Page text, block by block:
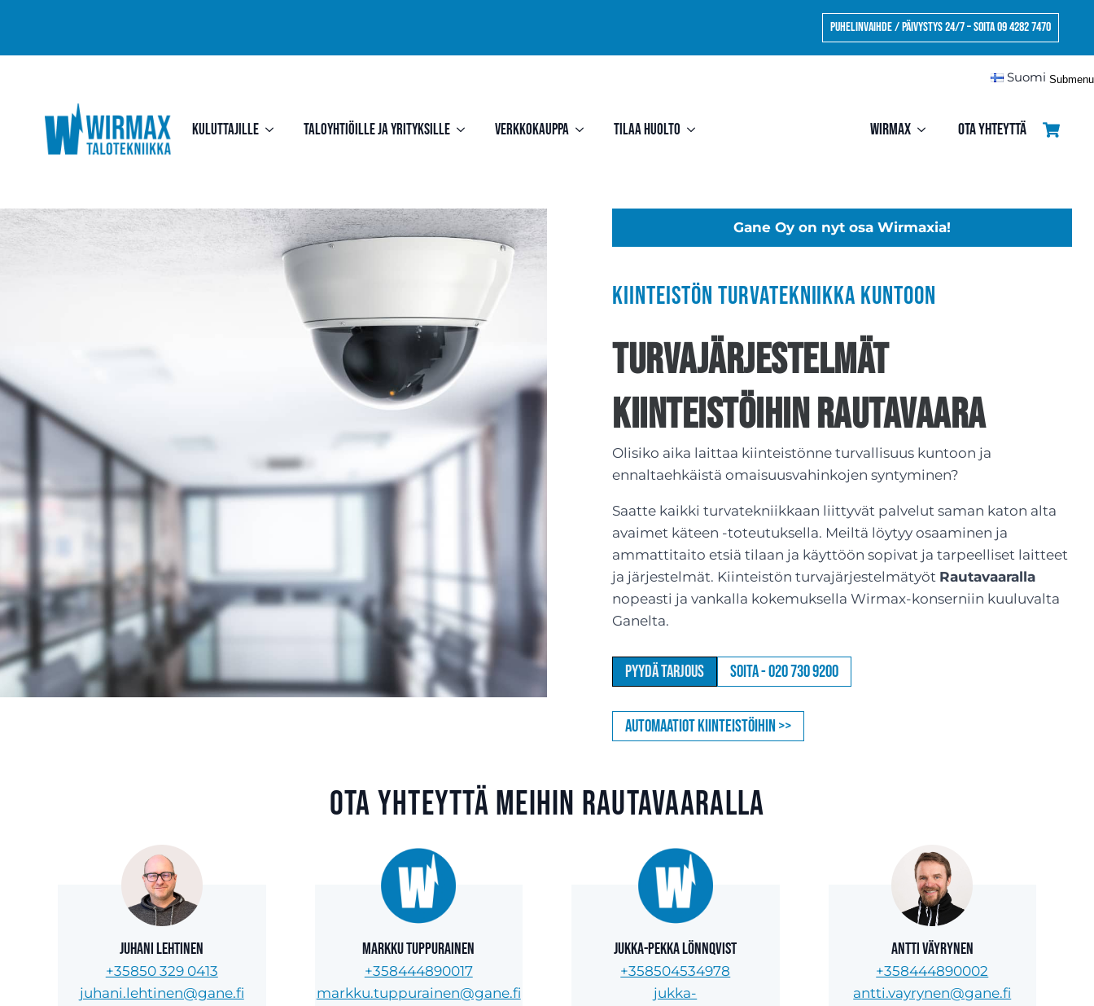
Puhelinvaihde / Päivystys 24/7 – Soita 09 4282 7470
Suomi
Kuluttajille Taloyhtiöille ja yrityksille Verkkokauppa Tilaa huolto Wirmax Ota yhteyttä
Gane Oy on nyt osa Wirmaxia!
Kiinteistön turvatekniikka kuntoon
Turvajärjestelmät
kiinteistöihin Rautavaara
Olisiko aika laittaa kiinteistönne turvallisuus kuntoon ja
ennaltaehkäistä omaisuusvahinkojen syntyminen?
Saatte kaikki turvatekniikkaan liittyvät palvelut saman katon alta
avaimet käteen -toteutuksella. Meiltä löytyy osaaminen ja
ammattitaito etsiä tilaan ja käyttöön sopivat ja tarpeelliset laitteet
ja järjestelmät. Kiinteistön turvajärjestelmätyöt Rautavaaralla
nopeasti ja vankalla kokemuksella Wirmax-konserniin kuuluvalta
Ganelta.
Pyydä tarjous Soita - 020 730 9200
Automaatiot kiinteistöihin >>
Ota yhteyttä meihin Rautavaaralla
Juhani Lehtinen
+35850 329 0413
juhani.lehtinen@gane.fi
Markku Tuppurainen
+358444890017
markku.tuppurainen@gane.fi
Jukka-Pekka Lönnqvist
+358504534978
jukka-
Antti Väyrynen
+358444890002
antti.vayrynen@gane.fi